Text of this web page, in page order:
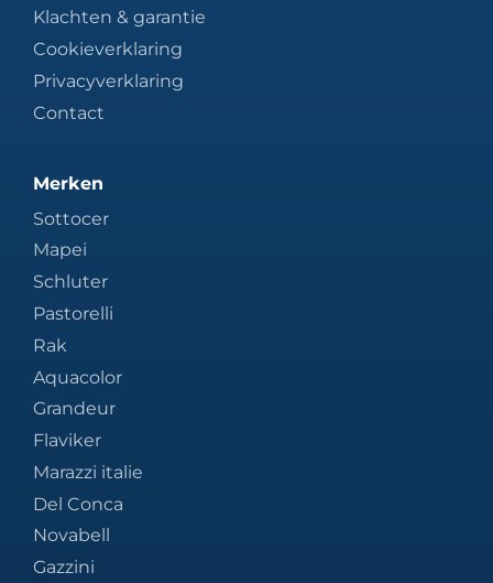
Klachten & garantie
Cookieverklaring
Privacyverklaring
Contact
Merken
Sottocer
Mapei
Schluter
Pastorelli
Rak
Aquacolor
Grandeur
Flaviker
Marazzi italie
Del Conca
Novabell
Gazzini